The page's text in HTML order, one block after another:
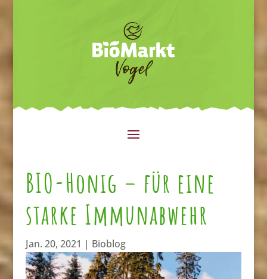
BIO-Honig – für eine
starke Immunabwehr
Jan. 20, 2021 | Bioblog